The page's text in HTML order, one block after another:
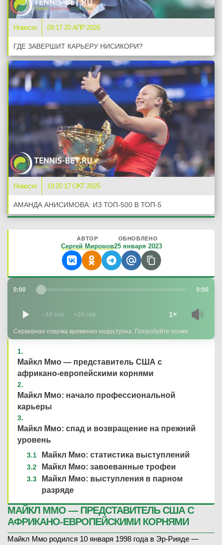
Новости 09:17 20 АПР 2026
ГДЕ ЗАВЕРШИТ КАРЬЕРУ НИСИКОРИ?
Новости 19:20 17 ОКТ 2025
АМАНДА АНИСИМОВА: ИЗ ТОП-500 В ТОП-5
АВТОР
Сергей Миронов
ОБНОВЛЕНО
25 января 2023
0:00 0:00
−10 сек +10 сек 1×
Серверная озвучка временно недоступна. Попробуйте позже.
Майкл Ммо — представитель США с
африкано-европейскими корнями
Майкл Ммо: начало профессиональной
карьеры
Майкл Ммо: спад и возвращение на прежний
уровень
Майкл Ммо: статистика выступлений
Майкл Ммо: завоеванные трофеи
Майкл Ммо: выступления в парном
разряде
МАЙКЛ ММО — ПРЕДСТАВИТЕЛЬ США С
АФРИКАНО-ЕВРОПЕЙСКИМИ КОРНЯМИ
Майкл Ммо родился 10 января 1998 года в Эр-Рияде —